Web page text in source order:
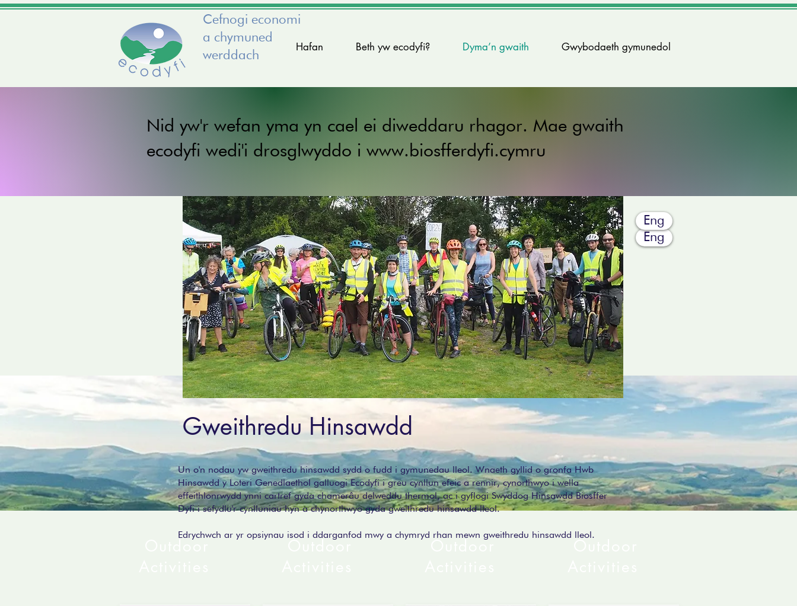
Cefnogi economi
a chymuned
werddach
Hafan Beth yw ecodyfi? Dyma’n gwaith Gwybodaeth gymunedol
Nid yw'r wefan yma yn cael ei diweddaru rhagor. Mae gwaith
ecodyfi wedi'i drosglwyddo i www.biosfferdyfi.cymru
Eng
Eng
Gweithredu Hinsawdd
Un o'n nodau yw gweithredu hinsawdd sydd o fudd i gymunedau lleol. Wnaeth gyllid o gronfa Hwb
Hinsawdd y Loteri Genedlaethol galluogi Ecodyfi i greu cynllun efeic a rennir, cynorthwyo i wella
effeithlonrwydd ynni cartref gyda chamerâu delweddu thermol, ac i gyflogi Swyddog Hinsawdd Biosffer
Dyfi i sefydlu'r cynlluniau hyn a chynorthwyo gyda gweithredu hinsawdd lleol.
Edrychwch ar yr opsiynau isod i ddarganfod mwy a chymryd rhan mewn gweithredu hinsawdd lleol.
Outdoor
Outdoor
Outdoor